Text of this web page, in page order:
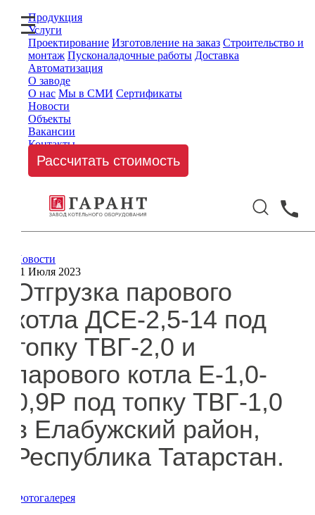
Продукция
Услуги
Проектирование Изготовление на заказ Строительство и
монтаж Пусконаладочные работы Доставка
Автоматизация
О заводе
О нас Мы в СМИ Сертификаты
Новости
Объекты
Вакансии
Контакты
Рассчитать стоимость
Новости
31 Июля 2023
Отгрузка парового
котла ДСЕ-2,5-14 под
топку ТВГ-2,0 и
парового котла Е-1,0-
0,9Р под топку ТВГ-1,0
в Елабужский район,
Республика Татарстан.
Фотогалерея